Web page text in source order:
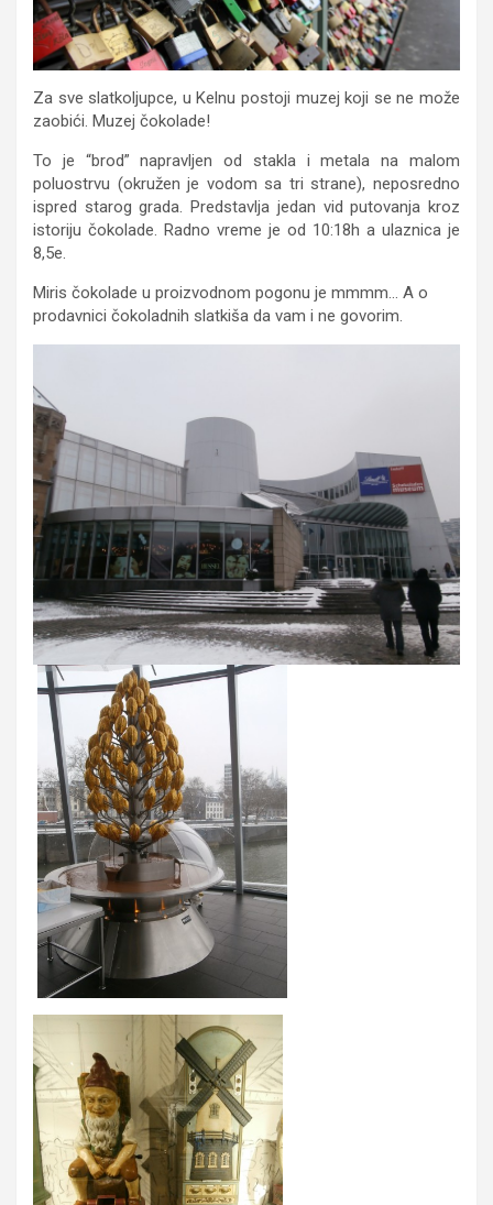
Za sve slatkoljupce, u Kelnu postoji muzej koji se ne može
zaobići. Muzej čokolade!
To je “brod” napravljen od stakla i metala na malom
poluostrvu (okružen je vodom sa tri strane), neposredno
ispred starog grada. Predstavlja jedan vid putovanja kroz
istoriju čokolade. Radno vreme je od 10:18h a ulaznica je
8,5e.
Miris čokolade u proizvodnom pogonu je mmmm… A o
prodavnici čokoladnih slatkiša da vam i ne govorim.